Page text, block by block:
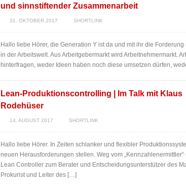
und sinnstiftender Zusammenarbeit
31. OKTOBER 2017 SHORTLINK
Hallo liebe Hörer, die Generation Y ist da und mit ihr die
in der Arbeitswelt. Aus Arbeitgebermarkt wird Arbeitnehmermarkt.
hinterfragen, weder Ideen haben noch diese umsetzen dürfen,
Lean-Produktionscontrolling | Im Talk mit Klaus
Rodehüser
14. AUGUST 2017 SHORTLINK
Hallo liebe Hörer. In Zeiten schlanker und flexibler
neuen Herausforderungen stellen. Weg vom
Lean Controller zum Berater und Entscheidungsunterstützer des
Prokurist und Leiter des […]